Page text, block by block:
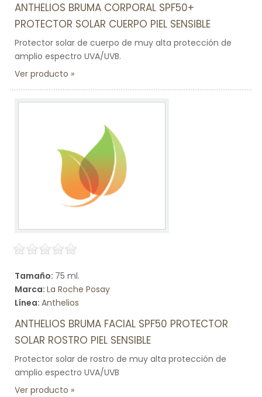
ANTHELIOS BRUMA CORPORAL SPF50+
PROTECTOR SOLAR CUERPO PIEL SENSIBLE
Protector solar de cuerpo de muy alta protección de
amplio espectro UVA/UVB.
Ver producto
Tamaño: 75 ml.
Marca: La Roche Posay
Línea: Anthelios
ANTHELIOS BRUMA FACIAL SPF50 PROTECTOR
SOLAR ROSTRO PIEL SENSIBLE
Protector solar de rostro de muy alta protección de
amplio espectro UVA/UVB
Ver producto